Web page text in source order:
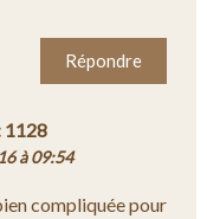
Répondre
1128
à 09:54
compliquée pour